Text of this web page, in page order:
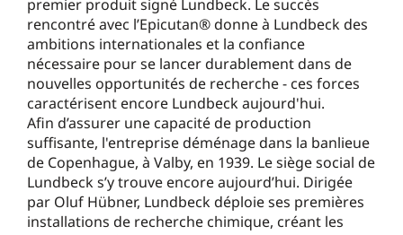
premier produit signé Lundbeck. Le succès
rencontré avec l’Epicutan® donne à Lundbeck des
ambitions internationales et la confiance
nécessaire pour se lancer durablement dans de
nouvelles opportunités de recherche - ces forces
caractérisent encore Lundbeck aujourd'hui.
Afin d’assurer une capacité de production
suffisante, l'entreprise déménage dans la banlieue
de Copenhague, à Valby, en 1939. Le siège social de
Lundbeck s’y trouve encore aujourd’hui. Dirigée
par Oluf Hübner, Lundbeck déploie ses premières
installations de recherche chimique, créant les